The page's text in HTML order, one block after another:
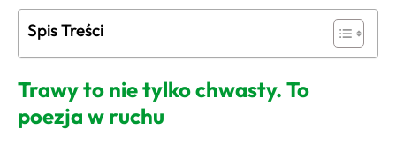
Spis Treści
Trawy to nie tylko chwasty. To
poezja w ruchu